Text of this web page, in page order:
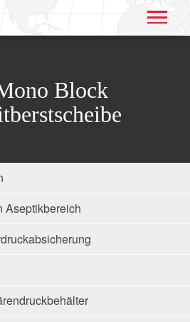
Block
Aseptikbereich